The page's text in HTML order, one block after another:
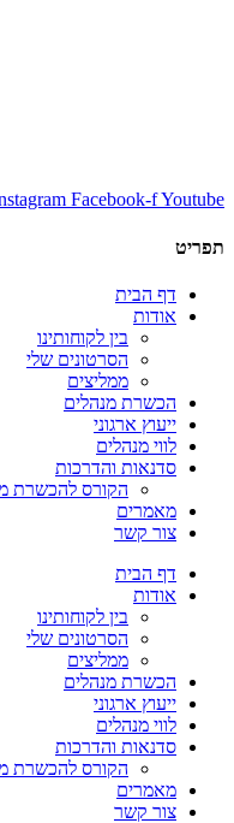
Facebook-fYoutube
תפריט
דף הבית
אודות
בין לקוחותינו
הסרטונים שלי
ממליצים
הכשרת מנהלים
ייעוץ ארגוני
לווי מנהלים
סדנאות והדרכות
הקורס להכשרת
מאמרים
צור קשר
דף הבית
אודות
בין לקוחותינו
הסרטונים שלי
ממליצים
הכשרת מנהלים
ייעוץ ארגוני
לווי מנהלים
סדנאות והדרכות
הקורס להכשרת
מאמרים
צור קשר